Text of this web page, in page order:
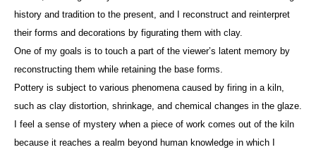
history and tradition to the present, and I reconstruct and reinterpret
their forms and decorations by figurating them with clay.
One of my goals is to touch a part of the viewer’s latent memory by
reconstructing them while retaining the base forms.
Pottery is subject to various phenomena caused by firing in a kiln,
such as clay distortion, shrinkage, and chemical changes in the glaze.
I feel a sense of mystery when a piece of work comes out of the kiln
because it reaches a realm beyond human knowledge in which I